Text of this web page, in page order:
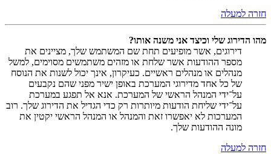
חזרה למעלה
מהו הדירוג שלי וכיצד אני משנה אותו?
דירוגים, אשר מופיעים תחת שם המשתמש שלך, מציינים את
מספר ההודעות אשר שלחת או מזהים משתמשים מסוימים, למשל
מנהלים או מנהלים ראשיים. כעיקרון, אינך יכול לשנות את הנוסח
של כל אחד מדירוגי המערכת באופן ישיר מפני שהם נקבעים
על־ידי המנהל הראשי של המערכת. אנא אל תפגע במערכת
על־ידי שליחת הודעות מיותרות רק כדי הגדיל את הדירוג שלך. רוב
המערכות לא יאפשרו זאת והמנהל או המנהל הראשי יקטין את
מונה ההודעות שלך.
חזרה למעלה